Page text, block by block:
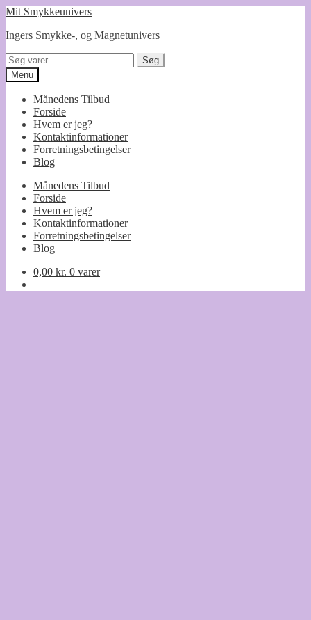
Spring
navigation
Spring
indhold
Mit Smykkeunivers
Ingers Smykke-, og Magnetunivers
Søg
efter:
Søg
Menu
Månedens Tilbud
Forside
Hvem er jeg?
Kontaktinformationer
Forretningsbetingelser
Blog
Månedens Tilbud
Forside
Hvem er jeg?
Kontaktinformationer
Forretningsbetingelser
Blog
0,00 kr. 0 varer